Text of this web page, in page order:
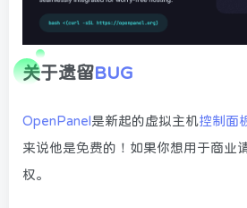
关于遗留BUG
OpenPanel 是新起的虚拟主机控制面
来说他是免费的！如果你想用于商业
权。